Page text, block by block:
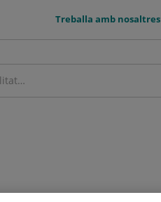
menuTop
Treballa amb nosaltres